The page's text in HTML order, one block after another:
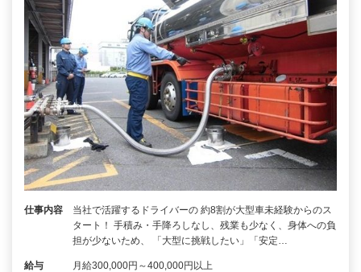
仕事内容
当社で活躍するドライバーの 約8割が大型車未経験からのス
タート！ 手積み・手降ろしなし、残業も少なく、身体への負
担が少ないため、 「大型に挑戦したい」「安定…
給与 月給300,000円～400,000円以上